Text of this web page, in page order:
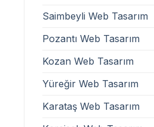
Saimbeyli Web Tasarım
Pozantı Web Tasarım
Kozan Web Tasarım
Yüreğir Web Tasarım
Karataş Web Tasarım